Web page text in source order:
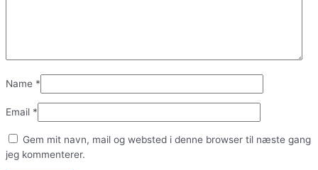
Name *
Email *
Gem mit navn, mail og websted i denne browser til næste gang
jeg kommenterer.